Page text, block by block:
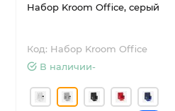
Набор Kroom Office, серый
Код: Набор Kroom Office
В наличии-